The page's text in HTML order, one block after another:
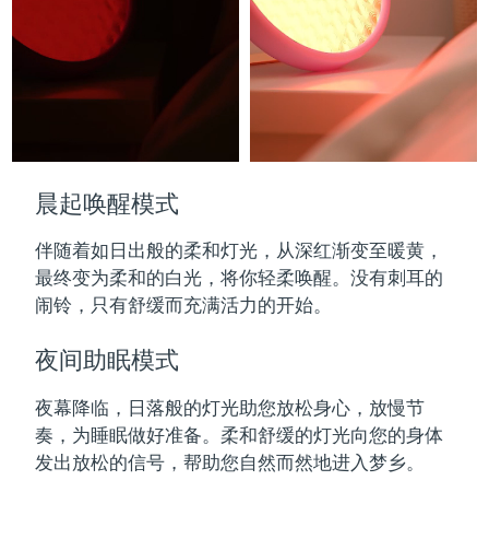
晨起唤醒模式
伴随着如日出般的柔和灯光，从深红渐变至暖黄，
最终变为柔和的白光，将你轻柔唤醒。没有刺耳的
闹铃，只有舒缓而充满活力的开始。
夜间助眠模式
夜幕降临，日落般的灯光助您放松身心，放慢节
奏，为睡眠做好准备。柔和舒缓的灯光向您的身体
发出放松的信号，帮助您自然而然地进入梦乡。